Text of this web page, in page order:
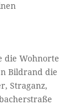
die Wohnorte
Bildrand die
Straganz,